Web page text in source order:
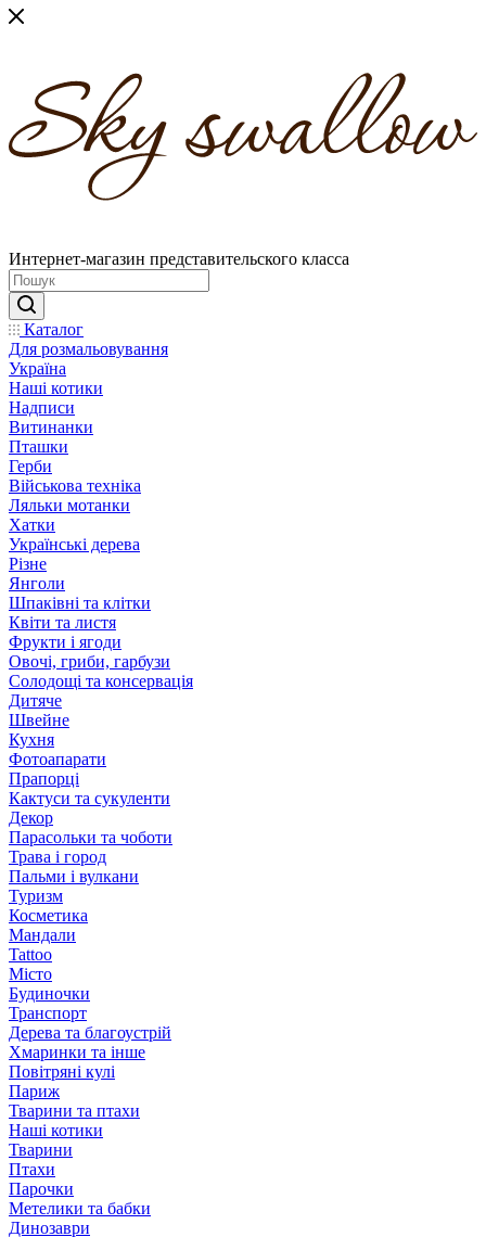
Интернет-магазин представительского класса
Каталог
Для розмальовування
Україна
Наші котики
Надписи
Витинанки
Пташки
Герби
Військова техніка
Ляльки мотанки
Хатки
Українські дерева
Різне
Янголи
Шпаківні та клітки
Квіти та листя
Фрукти і ягоди
Овочі, гриби, гарбузи
Солодощі та консервація
Дитяче
Швейне
Кухня
Фотоапарати
Прапорці
Кактуси та сукуленти
Декор
Парасольки та чоботи
Трава і город
Пальми і вулкани
Туризм
Косметика
Мандали
Tattoo
Місто
Будиночки
Транспорт
Дерева та благоустрій
Хмаринки та інше
Повітряні кулі
Париж
Тварини та птахи
Наші котики
Тварини
Птахи
Парочки
Метелики та бабки
Динозаври